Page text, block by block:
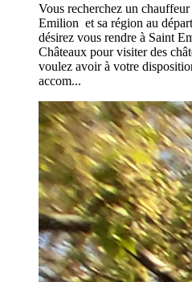
Vous recherchez un
Emilion et sa région au
désirez vous rendre à Saint
Châteaux pour visiter des
voulez avoir à votre
accom...